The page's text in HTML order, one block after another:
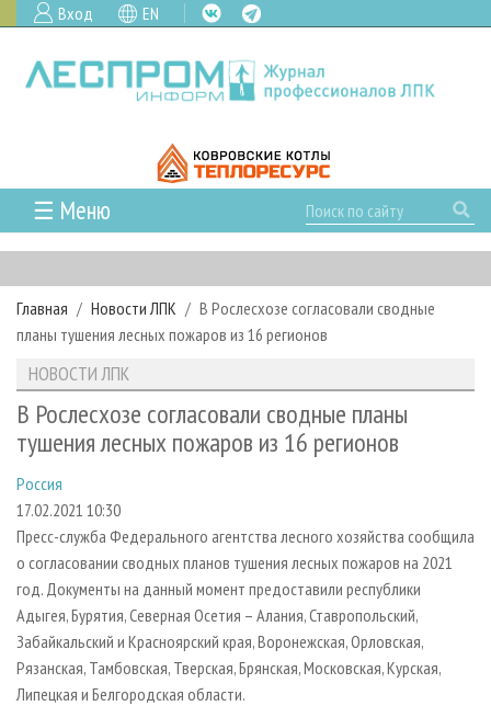
Вход EN
☰ Меню
ГЛАВНАЯ
РУБРИКИ И ТЕМЫ
РУБРИКИ ЖУРНАЛА
ЛЕСОЗАГОТОВКА
ЛЕСОПИЛЕНИЕ
СУШКА ДРЕВЕСИНЫ
ПРОИЗВОДСТВО ДРЕВЕСНЫХ ПЛИТ
ДЕРЕВЯННОЕ ДОМОСТРОЕНИЕ
ПРОИЗВОДСТВО МЕБЕЛИ
БИОЭНЕРГЕТИКА
ЦБП
НОВОСТИ
НОВОСТИ ЛПК
НОВОСТИ ЖУРНАЛА
ПРОЕКТЫ ЛПИ
АНАЛИТИКА
ПРЕДПРИЯТИЯ ЛПК
ПЕРСОНЫ
МОБИЛЬНЫЕ ВЫСТАВКИ
ОФИЦИАЛЬНЫЕ ДЕЛЕГАЦИИ
ПРИОРИТЕТНЫЕ ИНВЕСТПРОЕКТЫ
RUSSIAN FORESTRY REVIEW
ГАЗЕТА ЛЕСПРОМФОРУМ
АРХИВ
АРХИВ ЖУРНАЛОВ
О ЖУРНАЛЕ
КОНТАКТЫ
РЕКЛАМОДАТЕЛЯМ
РЕКЛАМА
РЕКЛАМА НА САЙТЕ
Главная Новости ЛПК
В Рослесхозе согласовали сводные
планы тушения лесных пожаров из 16 регионов
НОВОСТИ ЛПК
В Рослесхозе согласовали сводные планы
тушения лесных пожаров из 16 регионов
Россия
17.02.2021 10:30
Пресс-служба Федерального агентства лесного хозяйства сообщила
о согласовании сводных планов тушения лесных пожаров на 2021
год. Документы на данный момент предоставили республики
Адыгея, Бурятия, Северная Осетия – Алания, Ставропольский,
Забайкальский и Красноярский края, Воронежская, Орловская,
Рязанская, Тамбовская, Тверская, Брянская, Московская, Курская,
Липецкая и Белгородская области.